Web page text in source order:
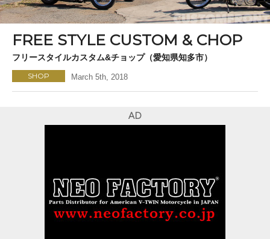
FREE STYLE CUSTOM & CHOP
フリースタイルカスタム&チョップ（愛知県知多市）
SHOP March 5th, 2018
AD